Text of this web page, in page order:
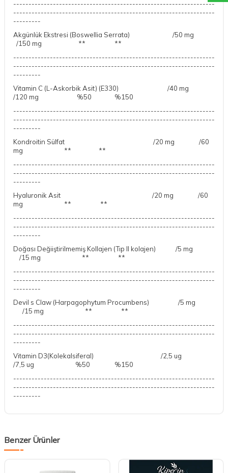
------------------------------------------------------------------
------------------------------------------------------------------
---------
Akgünlük Ekstresi (Boswellia Serrata) /50 mg
/150 mg ** **
------------------------------------------------------------------
------------------------------------------------------------------
---------
Vitamin C (L-Askorbik Asit) (E330) /40 mg
/120 mg %50 %150
------------------------------------------------------------------
------------------------------------------------------------------
---------
Kondroitin Sülfat /20 mg /60
mg ** **
------------------------------------------------------------------
------------------------------------------------------------------
---------
Hyaluronik Asit /20 mg /60
mg ** **
------------------------------------------------------------------
------------------------------------------------------------------
---------
Doğası Değiiştirilmemiş Kollajen (Tıp II kolajen) /5 mg
/15 mg ** **
------------------------------------------------------------------
------------------------------------------------------------------
---------
Devil s Claw (Harpagophytum Procumbens) /5 mg
/15 mg ** **
------------------------------------------------------------------
------------------------------------------------------------------
---------
Vitamin D3(Kolekalsiferal) /2,5 ug
/7,5 ug %50 %150
------------------------------------------------------------------
------------------------------------------------------------------
---------
Benzer Ürünler